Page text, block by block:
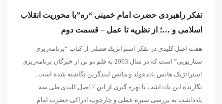
تفکر راهبردی حضرت امام خمینی “ره”با محوریت انقلاب
اسلامی و …؛ از نظریه تا عمل – قسمت دوم
هفت اصل كليدي در تفكر استراتژیك فصلی از کتاب “برنامه‌ریزی
سناریویی” است که در سال 2003 به قلم دو تن از خبرگان برنامه‌ریزی
استراتژیک هانس باندهولد و ماتس ليندگرين نگاشته شده است ,
نگارنده این یادداشت با بهره گیری از این 7 اصل کلیدی طی سه
یادداشت به بررسی سیره عملی و چارچوب ادراکی حضرت امام